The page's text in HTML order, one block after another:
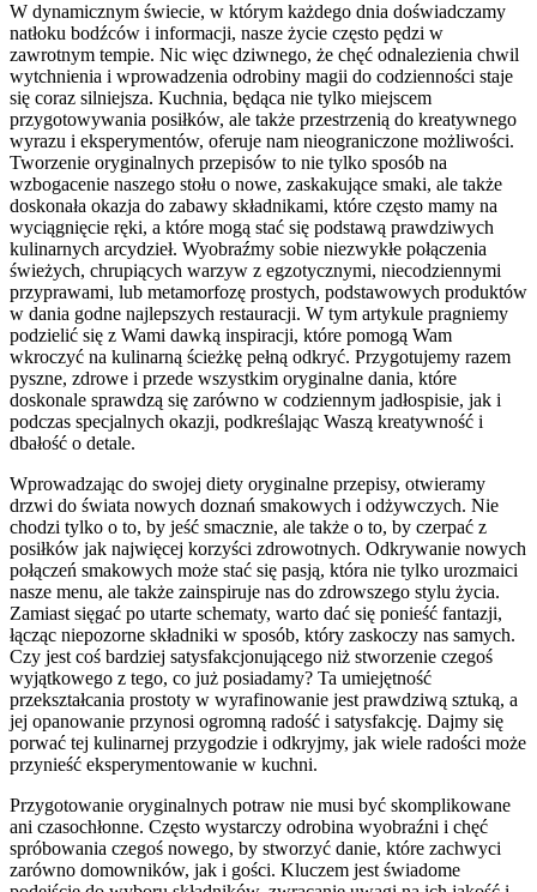
W dynamicznym świecie, w którym każdego dnia doświadczamy
natłoku bodźców i informacji, nasze życie często pędzi w
zawrotnym tempie. Nic więc dziwnego, że chęć odnalezienia chwil
wytchnienia i wprowadzenia odrobiny magii do codzienności staje
się coraz silniejsza. Kuchnia, będąca nie tylko miejscem
przygotowywania posiłków, ale także przestrzenią do kreatywnego
wyrazu i eksperymentów, oferuje nam nieograniczone możliwości.
Tworzenie oryginalnych przepisów to nie tylko sposób na
wzbogacenie naszego stołu o nowe, zaskakujące smaki, ale także
doskonała okazja do zabawy składnikami, które często mamy na
wyciągnięcie ręki, a które mogą stać się podstawą prawdziwych
kulinarnych arcydzieł. Wyobraźmy sobie niezwykłe połączenia
świeżych, chrupiących warzyw z egzotycznymi, niecodziennymi
przyprawami, lub metamorfozę prostych, podstawowych produktów
w dania godne najlepszych restauracji. W tym artykule pragniemy
podzielić się z Wami dawką inspiracji, które pomogą Wam
wkroczyć na kulinarną ścieżkę pełną odkryć. Przygotujemy razem
pyszne, zdrowe i przede wszystkim oryginalne dania, które
doskonale sprawdzą się zarówno w codziennym jadłospisie, jak i
podczas specjalnych okazji, podkreślając Waszą kreatywność i
dbałość o detale.
Wprowadzając do swojej diety oryginalne przepisy, otwieramy
drzwi do świata nowych doznań smakowych i odżywczych. Nie
chodzi tylko o to, by jeść smacznie, ale także o to, by czerpać z
posiłków jak najwięcej korzyści zdrowotnych. Odkrywanie nowych
połączeń smakowych może stać się pasją, która nie tylko urozmaici
nasze menu, ale także zainspiruje nas do zdrowszego stylu życia.
Zamiast sięgać po utarte schematy, warto dać się ponieść fantazji,
łącząc niepozorne składniki w sposób, który zaskoczy nas samych.
Czy jest coś bardziej satysfakcjonującego niż stworzenie czegoś
wyjątkowego z tego, co już posiadamy? Ta umiejętność
przekształcania prostoty w wyrafinowanie jest prawdziwą sztuką, a
jej opanowanie przynosi ogromną radość i satysfakcję. Dajmy się
porwać tej kulinarnej przygodzie i odkryjmy, jak wiele radości może
przynieść eksperymentowanie w kuchni.
Przygotowanie oryginalnych potraw nie musi być skomplikowane
ani czasochłonne. Często wystarczy odrobina wyobraźni i chęć
spróbowania czegoś nowego, by stworzyć danie, które zachwyci
zarówno domowników, jak i gości. Kluczem jest świadome